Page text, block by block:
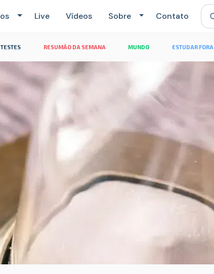
Live Vídeos Sobre Contato
TESTES RESUMÃO DA SEMANA MUNDO ESTUDAR FORA